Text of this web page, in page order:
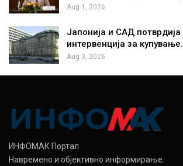
Aug 1, 2026
Јапонија и САД
интервенција за
Aug 3, 2026
ИНФОМАК Портал
Навремено и објективно информирање.